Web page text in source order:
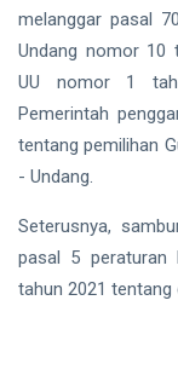
melanggar pasal
Undang nomor 10
UU nomor 1
Pemerintah
tentang pemilihan
- Undang.
Seterusnya,
pasal 5 peraturan
tahun 2021 tentang